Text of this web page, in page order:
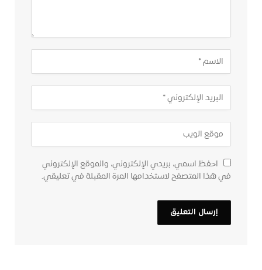
احفظ اسمي، بريدي الإلكتروني، والموقع الإلكتروني
في هذا المتصفح لاستخدامها المرة المقبلة في تعليقي.